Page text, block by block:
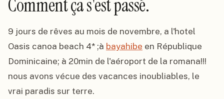
Comment ça s'est passé.
9 jours de rêves au mois de novembre, a l'hotel
Oasis canoa beach 4* ;à bayahibe en République
Dominicaine; à 20min de l'aéroport de la romana!!!
nous avons vécue des vacances inoubliables, le
vrai paradis sur terre.